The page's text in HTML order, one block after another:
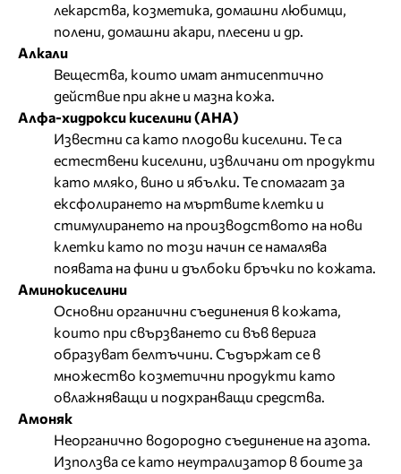
лекарства, козметика, домашни любимци,
полени, домашни акари, плесени и др.
Алкали
Вещества, които имат антисептично
действие при акне и мазна кожа.
Алфа-хидрокси киселини (AHA)
Известни са като плодови киселини. Те са
естествени киселини, извличани от продукти
като мляко, вино и ябълки. Те спомагат за
ексфолирането на мъртвите клетки и
стимулирането на производството на нови
клетки като по този начин се намалява
появата на фини и дълбоки бръчки по кожата.
Аминокиселини
Основни органични съединения в кожата,
които при свързването си във верига
образуват белтъчини. Съдържат се в
множество козметични продукти като
овлажняващи и подхранващи средства.
Амоняк
Неорганично водородно съединение на азота.
Използва се като неутрализатор в боите за